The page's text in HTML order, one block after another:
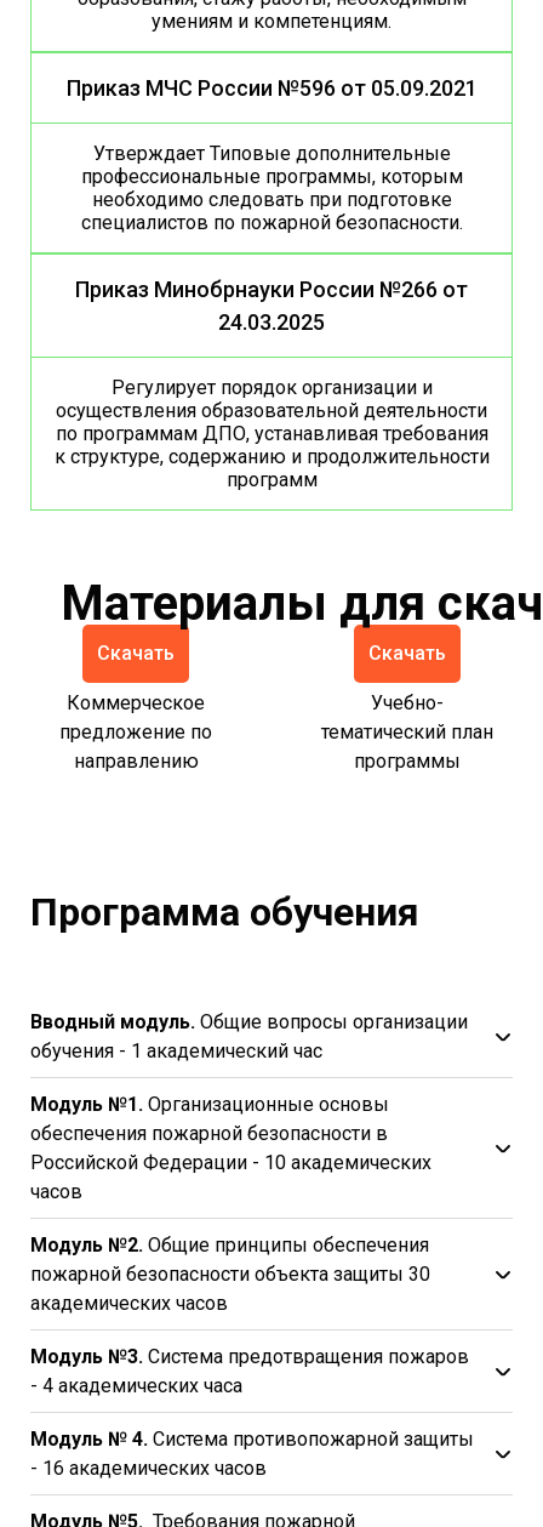
умениям и компетенциям.
Приказ МЧС России №596 от 05.09.2021
Утверждает Типовые дополнительные
профессиональные программы, которым
необходимо следовать при подготовке
специалистов по пожарной безопасности.
Приказ Минобрнауки России №266 от
24.03.2025
Регулирует порядок организации и
осуществления образовательной деятельности
по программам ДПО, устанавливая требования
к структуре, содержанию и продолжительности
программ
Скачать
Коммерческое
предложение по
направлению
Скачать
Учебно-
тематический план
программы
Материалы для
Программа обучения
Вводный модуль. Общие вопросы организации
обучения - 1 академический час
Модуль №1. Организационные основы
обеспечения пожарной безопасности в
Российской Федерации - 10 академических
часов
Модуль №2. Общие принципы обеспечения
пожарной безопасности объекта защиты 30
академических часов
Модуль №3. Система предотвращения пожаров
- 4 академических часа
Модуль № 4. Система противопожарной защиты
- 16 академических часов
Модуль №5. Требования пожарной